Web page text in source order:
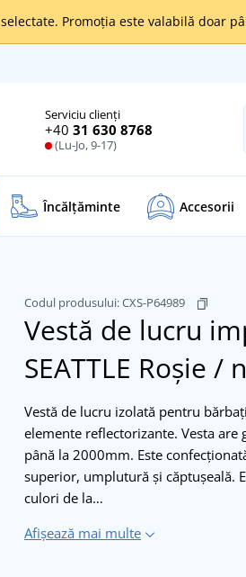
selectate. Promoția este valabilă doar
Serviciu clienți
+40 31 630 8768
(Lu-Jo, 9-17)
Încălţăminte Accesorii
Codul produsului:CXS-P64989
Vestă de lucru
SEATTLE Roșie /
Vestă de lucru izolată pentru
elemente reflectorizante. Vesta are
până la 2000mm. Este
superior, umplutură și căptușeală.
culori de la…
Afișează mai multe